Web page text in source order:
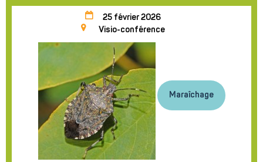
25 février 2026
Visio-conférence
Maraîchage